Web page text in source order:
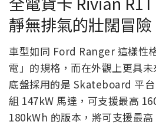
靜無排氣的壯闊冒險
車型如同 Ford Ranger 這樣性
電」的規格，而在外觀上更具
底盤採用的是 Skateboard 平
組 147kW 馬達，可支援最高
180kWh 的版本，將可支援最